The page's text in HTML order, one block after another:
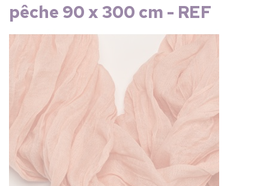
pêche 90 x 300 cm - REF